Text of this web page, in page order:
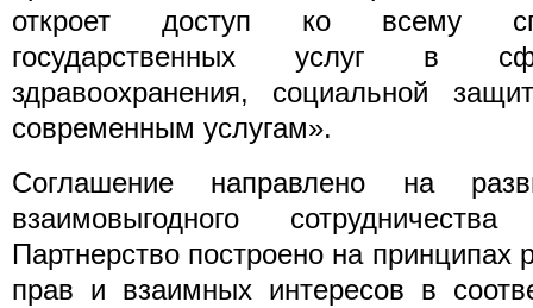
откроет доступ ко всему
государственных услуг в
здравоохранения, социальной
современным услугам».
Соглашение направлено на
взаимовыгодного
Партнерство построено на принципах
прав и взаимных интересов в